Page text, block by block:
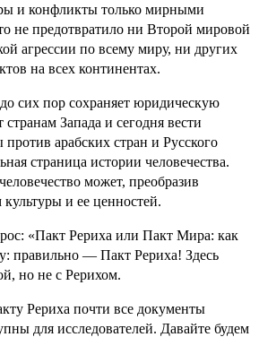
и конфликты только мирными
не предотвратило ни Второй мировой
агрессии по всему миру, ни других
на всех континентах.
сих пор сохраняет юридическую
Запада и сегодня вести
арабских стран и Русского
страница истории человечества.
может, преобразив
и ее ценностей.
«Пакт Рериха или Пакт Мира: как
правильно — Пакт Рериха! Здесь
но не с Рерихом.
Рериха почти все документы
для исследователей. Давайте будем